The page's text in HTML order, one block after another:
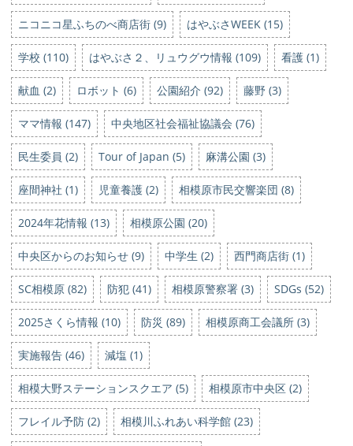
ニコニコ星ふちのべ商店街 (9) はやぶさWEEK (15)
学校 (110) はやぶさ２、リュウグウ情報 (109) 看護 (1)
献血 (2) ロボット (6) 公園紹介 (92) 藤野 (3)
ママ情報 (147) 中央地区社会福祉協議会 (76)
民生委員 (2) Tour of Japan (5) 麻溝公園 (3)
座間神社 (1) 児童養護 (2) 相模原市民交響楽団 (8)
2024年花情報 (13) 相模原公園 (20)
中央区からのお知らせ (9) 中学生 (2) 西門商店街 (1)
SC相模原 (82) 防犯 (41) 相模原警察署 (3) SDGs (52)
2025さくら情報 (10) 防災 (89) 相模原商工会議所 (3)
実施報告 (46) 減塩 (1)
相模大野ステーションスクエア (5) 相模原市中央区 (2)
フレイル予防 (2) 相模川ふれあい科学館 (23)